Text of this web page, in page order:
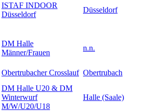
ISTAF INDOOR
Düsseldorf
Düsseldorf
DM Halle
Männer/Frauen
n.n.
Obertrubacher Crosslauf Obertrubach
DM Halle U20 & DM
Winterwurf
M/W/U20/U18
Halle (Saale)